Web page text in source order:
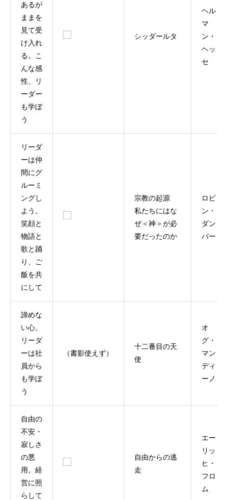
あるが
ままを
見て受
け入れ
る。こ
んな感
性、リ
ーダー
も学ぼ
う
シッダールタ
ヘル
マ
ン・
ヘッ
セ
リーダ
ーは仲
間にグ
ルーミ
ングし
よう。
笑顔と
物語と
歌と踊
り、ご
飯を共
にして
宗教の起源
私たちにはな
ぜ＜神＞が必
要だったのか
ロビ
ン・
ダン
バー
諦めな
い心。
リーダ
ーは社
員から
も学ぼ
う
（書影使えず）
十二番目の天
使
オ
グ・
マン
ディ
ーノ
自由の
不安・
寂しさ
の悪
用。経
営に照
らして
自由からの逃
走
エー
リッ
ヒ・
フロ
ム